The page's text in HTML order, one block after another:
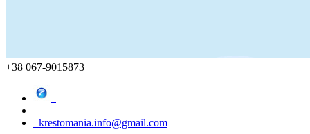
+38 067-9015873
krestomania.info@gmail.com